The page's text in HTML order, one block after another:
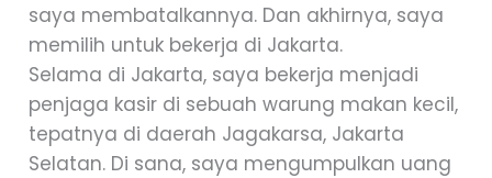
saya membatalkannya. Dan akhirnya, saya
memilih untuk bekerja di Jakarta.
Selama di Jakarta, saya bekerja menjadi
penjaga kasir di sebuah warung makan kecil,
tepatnya di daerah Jagakarsa, Jakarta
Selatan. Di sana, saya mengumpulkan uang